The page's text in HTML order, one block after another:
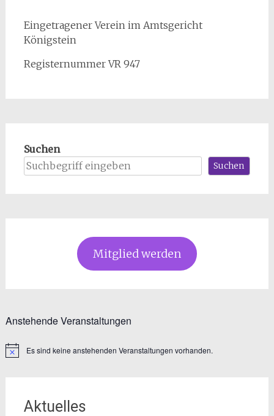
Eingetragener Verein im Amtsgericht
Königstein
Registernummer VR 947
Suchen
Suchen
Mitglied werden
Anstehende Veranstaltungen
HinweisEs sind keine anstehenden Veranstaltungen vorhanden.
Aktuelles